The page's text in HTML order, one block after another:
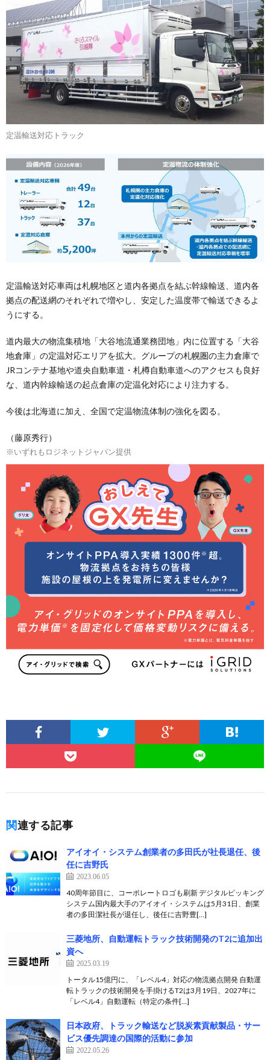
定温輸送対応トラック
定温輸送対応車両は札幌地区と道内各拠点を結ぶ幹線輸送、道内各
拠点の配送網のそれぞれで増やし、安定した温度帯で輸送できるよ
うにする。
道内最大の物流集積地「大谷地流通業務団地」内に位置する「大谷
地倉庫」の定温対応エリアを拡大。グループの札幌圏の主力倉庫で
JRコンテナ基地や道央自動車道・札樽自動車道へのアクセスも良好
な、道内幹線輸送の起点倉庫の定温化対応により注力する。
今後は北海道に加え、全国で定温物流体制の強化を図る。
（藤原秀行）
※いずれもロジネットジャパン提供
関連する記事
アイオイ・システム創業者の多田氏が社長退任、後
任に吉野氏
2023.06.05
40周年節目に、コーポレートロゴも刷新 デジタルピッキング
システム国内最大手のアイオイ・システムは5月31日、創業
者の多田潔社長が退任し、後任に吉野豊[…]
三菱地所、自動運転トラック技術開発のT2に追加出
資へ
2025.03.19
トータル15億円に、「レベル4」対応の物流拠点開発 自動運
転トラックの技術開発を手掛けるT2は3月19日、2027年に
「レベル4」自動運転（特定の条件[…]
日本政府、トラック輸送など脱炭素貢献製品・サー
ビス優先調達の国際的活動に参加
2022.05.26